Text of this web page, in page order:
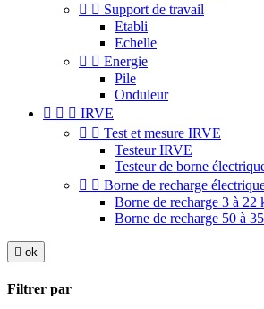
  Support de travail
Etabli
Echelle
  Energie
Pile
Onduleur
   IRVE
  Test et mesure IRVE
Testeur IRVE
Testeur de borne
  Borne de recharge
Borne de recharge 3 à 22
Borne de recharge 50 à
 ok
Filtrer par